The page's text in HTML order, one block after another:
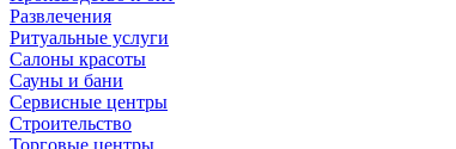
Развлечения
Ритуальные услуги
Салоны красоты
Сауны и бани
Сервисные центры
Строительство
Торговые центры